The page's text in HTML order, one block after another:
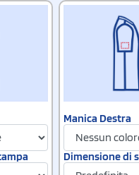
Manica Destra
Dimensione di